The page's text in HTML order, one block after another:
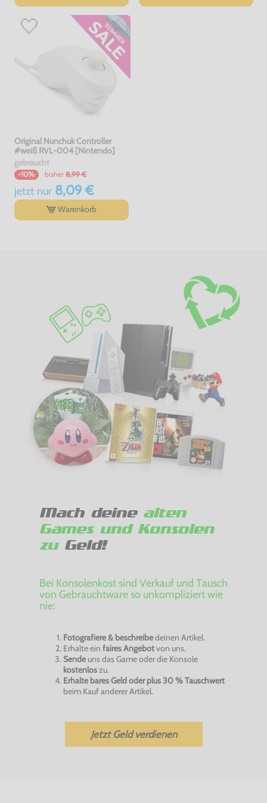
Original Nunchuk Controller
#weiß RVL-004 [Nintendo]
gebraucht
-10% bisher 8,99 €
jetzt nur8,09 €
Warenkorb
Mach deine alten
Games und Konsolen
zuGeld!
Bei Konsolenkost sind Verkauf und Tausch
von Gebrauchtware so unkompliziert wie
nie:
Fotografiere & beschreibedeinen Artikel.
Erhalte ein faires Angebotvon uns.
Sendeuns das Game oder die Konsole
kostenloszu.
Erhalte bares Geld oder plus 30 % Tauschwert
beim Kauf anderer Artikel.
Jetzt Geld verdienen